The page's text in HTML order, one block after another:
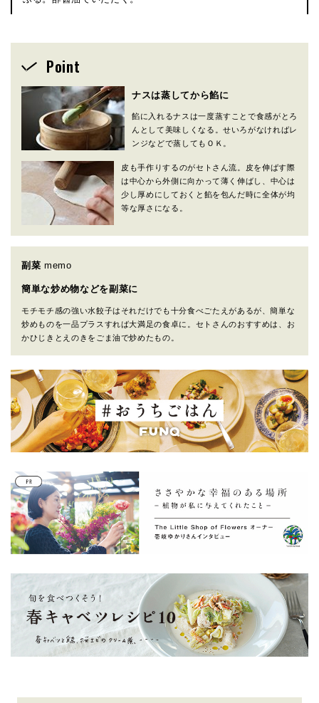
Point
ナスは蒸してから餡に
餡に入れるナスは一度蒸すことで食感がとろ
んとして美味しくなる。せいろがなければレ
ンジなどで蒸してもＯＫ。
皮も手作りするのがセトさん流。皮を伸ばす際
は中心から外側に向かって薄く伸ばし、中心は
少し厚めにしておくと餡を包んだ時に全体が均
等な厚さになる。
副菜 memo
簡単な炒め物などを副菜に
モチモチ感の強い水餃子はそれだけでも十分食べごたえがあるが、簡単な
炒めものを一品プラスすれば大満足の食卓に。セトさんのおすすめは、お
かひじきとえのきをごま油で炒めたもの。